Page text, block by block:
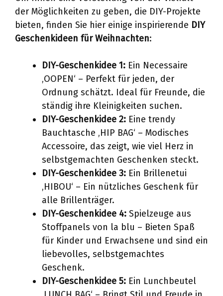
der Möglichkeiten zu geben, die DIY-Projekte
bieten, finden Sie hier einige inspirierende DIY
Geschenkideen für Weihnachten:
DIY-Geschenkidee 1: Ein Necessaire
‚OOPEN‘ – Perfekt für jeden, der
Ordnung schätzt. Ideal für Freunde, die
ständig ihre Kleinigkeiten suchen.
DIY-Geschenkidee 2: Eine trendy
Bauchtasche ‚HIP BAG‘ – Modisches
Accessoire, das zeigt, wie viel Herz in
selbstgemachten Geschenken steckt.
DIY-Geschenkidee 3: Ein Brillenetui
‚HIBOU‘ – Ein nützliches Geschenk für
alle Brillenträger.
DIY-Geschenkidee 4: Spielzeuge aus
Stoffpanels von la blu – Bieten Spaß
für Kinder und Erwachsene und sind ein
liebevolles, selbstgemachtes
Geschenk.
DIY-Geschenkidee 5: Ein Lunchbeutel